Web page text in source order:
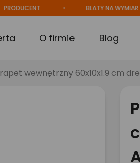
BLATY NA WYMIAR
O firmie Blog
wewnętrzny 60x10x1.9 cm